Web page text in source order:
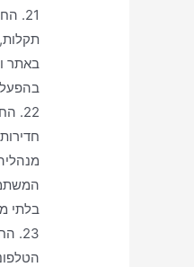
21.
באתר
22.
בלתי
23.